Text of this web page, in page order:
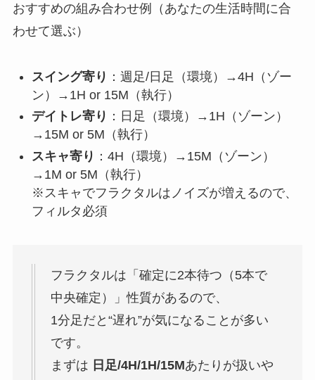
おすすめの組み合わせ例（あなたの生活時間に合
わせて選ぶ）
スイング寄り ：週足/日足（環境）→4H（ゾー
ン）→1H or 15M（執行）
デイトレ寄り ：日足（環境）→1H（ゾーン）
→15M or 5M（執行）
スキャ寄り ：4H（環境）→15M（ゾーン）
→1M or 5M（執行）
※スキャでフラクタルはノイズが増えるので、
フィルタ必須
フラクタルは「確定に2本待つ（5本で
中央確定）」性質があるので、
1分足だと“遅れ”が気になることが多い
です。
まずは 日足/4H/1H/15Mあたりが扱いや